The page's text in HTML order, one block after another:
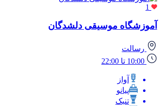
1
آموزشگاه موسیقی دلشدگان
رسالت
10:00 تا 22:00
آواز
پیانو
تنبک